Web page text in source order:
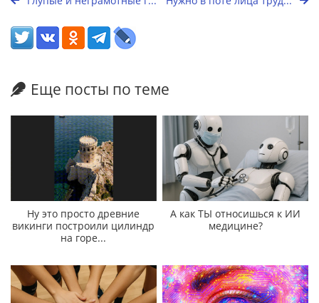
Еще посты по теме
Ну это просто древние
викинги построили цилиндр
на горе...
А как ТЫ относишься к ИИ
медицине?